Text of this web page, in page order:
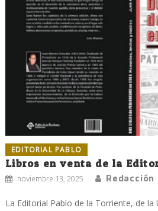
EDITORIAL PABLO
Libros en venta de la
noviembre 13, 2025
La Editorial Pablo de la Torriente, de la